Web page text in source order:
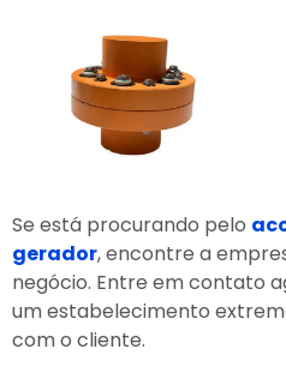
Se está procurando pelo
gerador, encontre a
negócio. Entre em contato
um estabelecimento
com o cliente.